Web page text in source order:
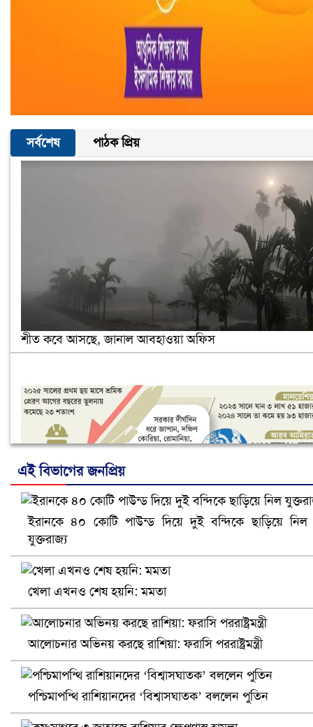
সর্বশেষ পাঠক প্রিয়
শীত কবে আসছে, জানাল আবহাওয়া অফিস
নানা সংকটে রিক্রুটিং এজেন্সি, হুমকির মুখে শ্রম রপ্তানি
এই বিভাগের জনপ্রিয়
ইরানকে ৪০ কোটি পাউন্ড দিয়ে দুই বন্দিকে ছাড়িয়ে নিল
যুক্তরাজ্য
খেলা এখনও শেষ হয়নি: মমতা
আলোচনার অভিনয় করছে রাশিয়া: ফরাসি পররাষ্ট্রমন্ত্রী
পশ্চিমাপন্থি রাশিয়ানদের ‘বিশ্বাসঘাতক’ বললেন পুতিন